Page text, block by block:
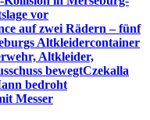
vor
auf zwei Rädern – fünf
Altkleidercontainer
Altkleider,
bewegtCzekalla
bedroht
Messer